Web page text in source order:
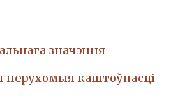
значэння
каштоўнасці